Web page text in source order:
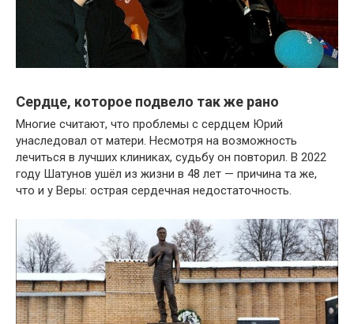
Сердце, которое подвело так же рано
Многие считают, что проблемы с сердцем Юрий
унаследовал от матери. Несмотря на возможность
лечиться в лучших клиниках, судьбу он повторил. В 2022
году Шатунов ушёл из жизни в 48 лет — причина та же,
что и у Веры: острая сердечная недостаточность.